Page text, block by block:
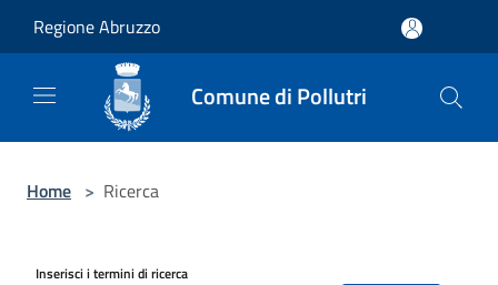
Regione Abruzzo
Comune di Pollutri
Home > Ricerca
Inserisci i termini di ricerca